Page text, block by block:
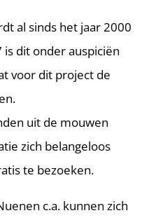
al sinds het jaar 2000
is dit onder auspiciën
voor dit project de
uit de mouwen
zich belangeloos
te bezoeken.
c.a. kunnen zich